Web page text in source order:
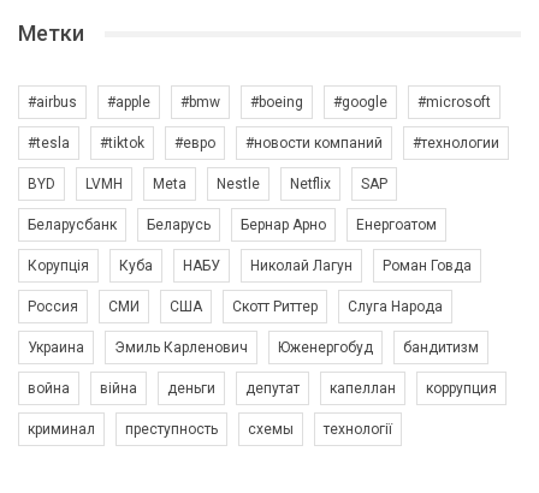
Метки
#airbus #apple #bmw #boeing #google #microsoft
#tesla #tiktok #евро #новости компаний #технологии
BYD LVMH Meta Nestle Netflix SAP
Беларусбанк Беларусь Бернар Арно Енергоатом
Корупція Куба НАБУ Николай Лагун Роман Говда
Россия СМИ США Скотт Риттер Слуга Народа
Украина Эмиль Карленович Юженергобуд бандитизм
война війна деньги депутат капеллан коррупция
криминал преступность схемы технології